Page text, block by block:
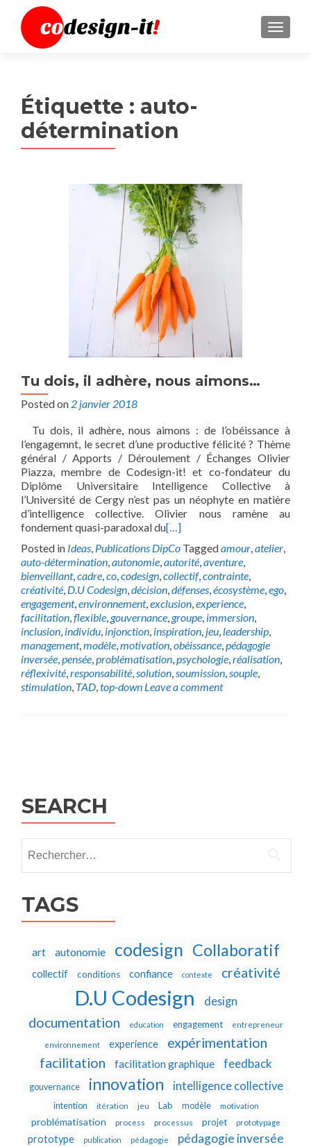
MENU
Étiquette : auto-
détermination
Tu dois, il adhère, nous aimons…
Posted on 2 janvier 2018
Tu dois, il adhère, nous aimons : de l’obéissance à
l’engagemnt, le secret d’une productive félicité ? Thème
général / Apports / Déroulement / Échanges Olivier
Piazza, membre de Codesign-it! et co-fondateur du
Diplôme Universitaire Intelligence Collective à
l’Université de Cergy n’est pas un néophyte en matière
d’intelligence collective. Olivier nous ramène au
fondement quasi-paradoxal du[…]
Posted in Ideas, Publications DipCo Taggedamour,atelier,
auto-détermination,autonomie,autorité,aventure,
bienveillant,cadre,co,codesign,collectif,contrainte,
créativité, D.U Codesign,décision,défenses,écosystème,ego,
engagement,environnement,exclusion,experience,
facilitation,flexible,gouvernance,groupe, immersion,
inclusion, individu, injonction, inspiration, jeu, leadership,
management,modèle,motivation,obéissance,pédagogie
inversée,pensée,problématisation,psychologie,réalisation,
réflexivité,responsabilité,solution,soumission,souple,
stimulation, TAD,top-down Leave a comment
SEARCH
TAGS
art autonomie codesign Collaboratif
collectif conditions confiance contexte créativité
D.U Codesign design
documentation education engagement entrepreneur
environnement experience
expérimentation
facilitation
facilitation graphique feedback
gouvernance innovation intelligence collective
intention itération jeu Lab modèle motivation
problématisation process processus projet prototypage
prototype publication pédagogie pédagogie inversée